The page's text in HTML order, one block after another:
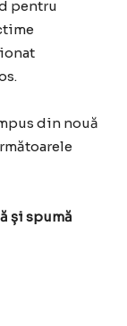
pentru
din nouă
și spumă